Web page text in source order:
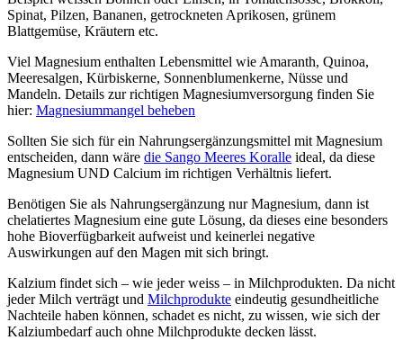
Spinat, Pilzen, Bananen, getrockneten Aprikosen, grünem
Blattgemüse, Kräutern etc.
Viel Magnesium enthalten Lebensmittel wie Amaranth, Quinoa,
Meeresalgen, Kürbiskerne, Sonnenblumenkerne, Nüsse und
Mandeln. Details zur richtigen Magnesiumversorgung finden Sie
hier: Magnesiummangel beheben
Sollten Sie sich für ein Nahrungsergänzungsmittel mit Magnesium
entscheiden, dann wäre die Sango Meeres Koralle ideal, da diese
Magnesium UND Calcium im richtigen Verhältnis liefert.
Benötigen Sie als Nahrungsergänzung nur Magnesium, dann ist
chelatiertes Magnesium eine gute Lösung, da dieses eine besonders
hohe Bioverfügbarkeit aufweist und keinerlei negative
Auswirkungen auf den Magen mit sich bringt.
Kalzium findet sich – wie jeder weiss – in Milchprodukten. Da nicht
jeder Milch verträgt und Milchprodukte eindeutig gesundheitliche
Nachteile haben können, schadet es nicht, zu wissen, wie sich der
Kalziumbedarf auch ohne Milchprodukte decken lässt.